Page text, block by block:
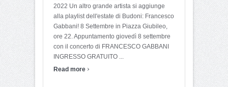
2022 Un altro grande artista si aggiunge
alla playlist dell'estate di Budoni: Francesco
Gabbani! 8 Settembre in Piazza Giubileo,
ore 22. Appuntamento giovedì 8 settembre
con il concerto di FRANCESCO GABBANI
INGRESSO GRATUITO ...
Read more ›